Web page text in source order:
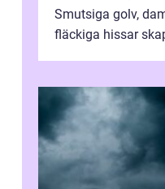
Smutsiga golv,
fläckiga hissar